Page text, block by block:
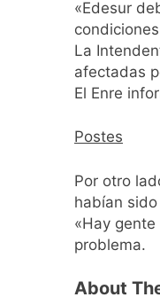
«Edesur
La
afectadas
El Enre
Postes
Por otro
habían
«Hay
problema.
About